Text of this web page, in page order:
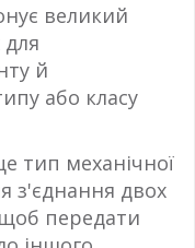
великий
й
або класу
тип механічної
з'єднання двох
передати